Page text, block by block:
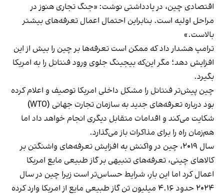
اقتصادی چین، در یادداشتی نوشت: «جنگ تجاری هنوز در
مراحل اولیه است. بنابراین احتمال اعمال تعرفه‌های بیشتر
بالاست.»
ترامپ هشدار داد که ممکن است تعرفه‌ها بر چین را بیش از این
افزایش دهد؛ مگر این‌که بیجینگ جلوی ورود فنتانل را به امریکا
بگیرد.
چین پیش‌تر فنتانل را مشکل داخلی امریکا توصیف و اعلام کرده
بود درباره تعرفه‌های جدید به سازمان تجارت جهانی (WTO)
شکایت می‌کند و اقدامات متقابل دیگری انجام خواهد داد اما
هم‌زمان راه را برای مذاکرات باز می‌گذارد.
سال ۲۰۱۹، چین در واکنش به افزایش تعرفه‌های واشنگتن بر
کالاهای چینی، تعرفه‌های تنبیهی بر گاز طبیعی مایع امریکا
اعمال کرد اما این بار، شرایط حساس‌تر است زیرا چین در سال
۲۰۲۴ حدود ۴.۱۶ میلیون تن گاز طبیعی مایع از امریکا وارد کرده